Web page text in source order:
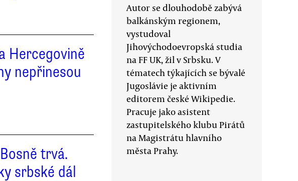
Hercegovině
nepřinesou
trvá.
srbské dál
Autor se dlouhodobě zabývá
balkánským regionem,
vystudoval
Jihovýchodoevropská studia
na FF UK, žil v Srbsku. V
tématech týkajících se bývalé
Jugoslávie je aktivním
editorem české Wikipedie.
Pracuje jako asistent
zastupitelského klubu Pirátů
na Magistrátu hlavního
města Prahy.